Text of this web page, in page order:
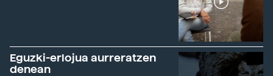
Eguzki-erlojua aurreratzen
denean